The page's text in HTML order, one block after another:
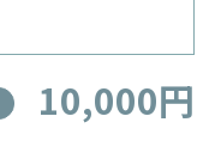
10,000円